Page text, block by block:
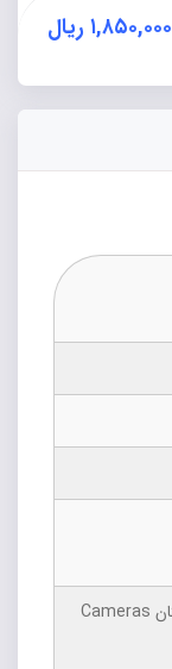
۱,۸۵۰,۰۰۰ ریال
دوربین‌های عکاسی — داستان Cameras